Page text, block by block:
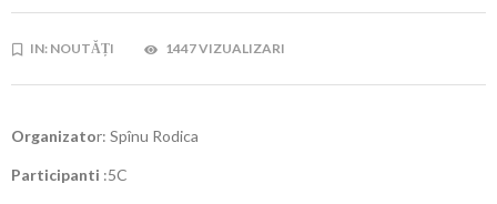
IN: NOUTĂȚI 1447 VIZUALIZARI
Organizator: Spînu Rodica
Participanti :5C